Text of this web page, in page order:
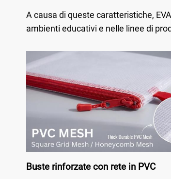
A causa di queste caratteristiche, EVA
ambienti educativi e nelle linee di
Buste rinforzate con rete in PVC